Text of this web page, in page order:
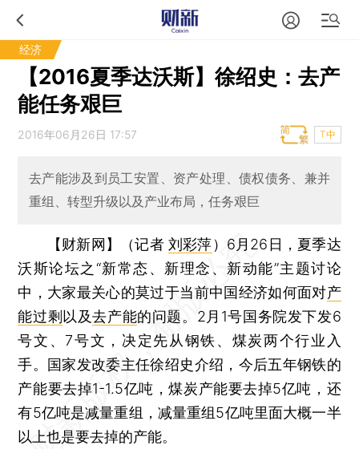
经济
【2016夏季达沃斯】徐绍史：去产
能任务艰巨
2016年06月26日 17:57 T中
去产能涉及到员工安置、资产处理、债权债务、兼并
重组、转型升级以及产业布局，任务艰巨
【财新网】（记者刘彩萍） 6月26日，夏季达
沃斯论坛之“新常态、新理念、新动能”主题讨论
中，大家最关心的莫过于当前中国经济如何面对产
能过剩 以及去产能的问题。2月1号国务院发下发6
号文、7号文，决定先从钢铁、煤炭两个行业入
手。国家发改委主任徐绍史介绍，今后五年钢铁的
产能要去掉1-1.5亿吨，煤炭产能要去掉5亿吨，还
有5亿吨是减量重组，减量重组5亿吨里面大概一半
以上也是要去掉的产能。